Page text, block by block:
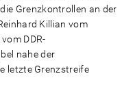
Grenzkontrollen an der
Killian vom
DDR-
nahe der
letzte Grenzstreife